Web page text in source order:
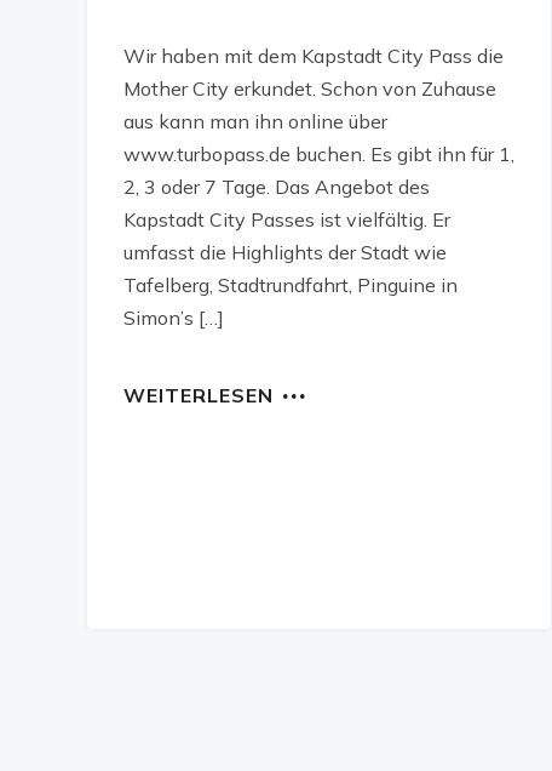
Wir haben mit dem Kapstadt City Pass die
Mother City erkundet. Schon von Zuhause
aus kann man ihn online über
www.turbopass.de buchen. Es gibt ihn für 1,
2, 3 oder 7 Tage. Das Angebot des
Kapstadt City Passes ist vielfältig. Er
umfasst die Highlights der Stadt wie
Tafelberg, Stadtrundfahrt, Pinguine in
Simon’s […]
WEITERLESEN